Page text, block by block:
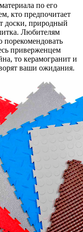
по его
кто предпочитает
доски, природный
Любителям
порекомендовать
приверженцем
то керамогранит и
ваши ожидания.